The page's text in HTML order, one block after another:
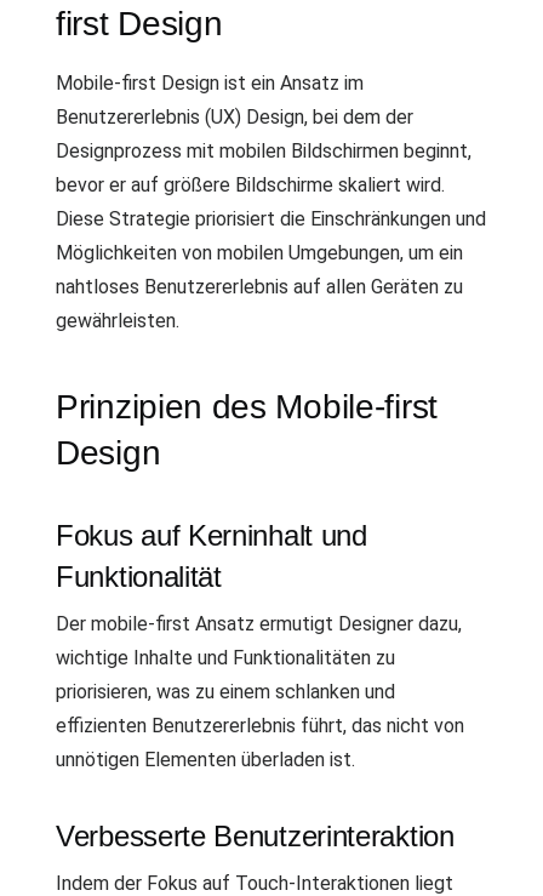
first Design
Mobile-first Design ist ein Ansatz im
Benutzererlebnis (UX) Design, bei dem der
Designprozess mit mobilen Bildschirmen beginnt,
bevor er auf größere Bildschirme skaliert wird.
Diese Strategie priorisiert die Einschränkungen und
Möglichkeiten von mobilen Umgebungen, um ein
nahtloses Benutzererlebnis auf allen Geräten zu
gewährleisten.
Prinzipien des Mobile-first
Design
Fokus auf Kerninhalt und
Funktionalität
Der mobile-first Ansatz ermutigt Designer dazu,
wichtige Inhalte und Funktionalitäten zu
priorisieren, was zu einem schlanken und
effizienten Benutzererlebnis führt, das nicht von
unnötigen Elementen überladen ist.
Verbesserte Benutzerinteraktion
Indem der Fokus auf Touch-Interaktionen liegt